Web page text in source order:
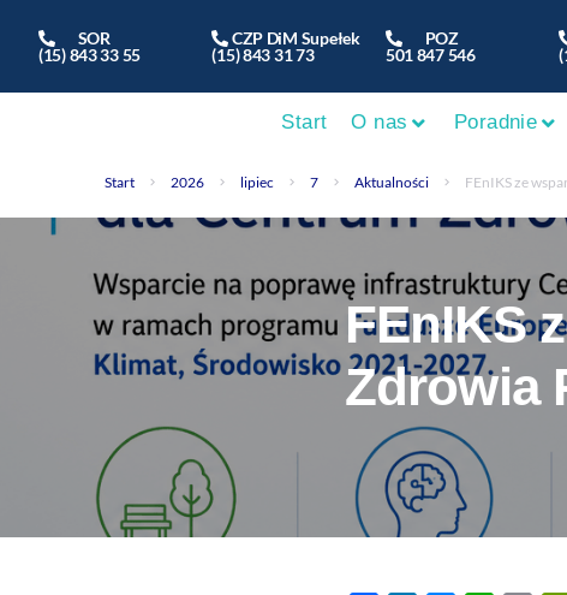
SOR
(15) 843 33 55
CZP DiM Supełek
(15) 843 31 73
POZ
501 847 546
Start O nas Poradnie
Start 2026 lipiec 7 Aktualności FEnIKS ze
FEnIKS
Zdrowia